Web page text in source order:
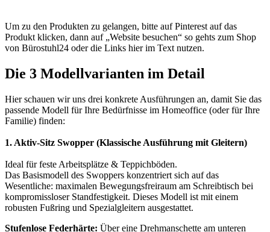
Um zu den Produkten zu gelangen, bitte auf Pinterest auf das
Produkt klicken, dann auf „Website besuchen“ so gehts zum Shop
von Bürostuhl24 oder die Links hier im Text nutzen.
Die 3 Modellvarianten im Detail
Hier schauen wir uns drei konkrete Ausführungen an, damit Sie das
passende Modell für Ihre Bedürfnisse im Homeoffice (oder für Ihre
Familie) finden:
1. Aktiv-Sitz Swopper (Klassische Ausführung mit Gleitern)
Ideal für feste Arbeitsplätze & Teppichböden.
Das Basismodell des Swoppers konzentriert sich auf das
Wesentliche: maximalen Bewegungsfreiraum am Schreibtisch bei
kompromissloser Standfestigkeit. Dieses Modell ist mit einem
robusten Fußring und Spezialgleitern ausgestattet.
Stufenlose Federhärte: Über eine Drehmanschette am unteren